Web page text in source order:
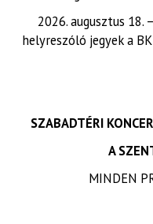
2026. augusztus 18. –
helyreszóló jegyek a
SZABADTÉRI
A
MINDEN